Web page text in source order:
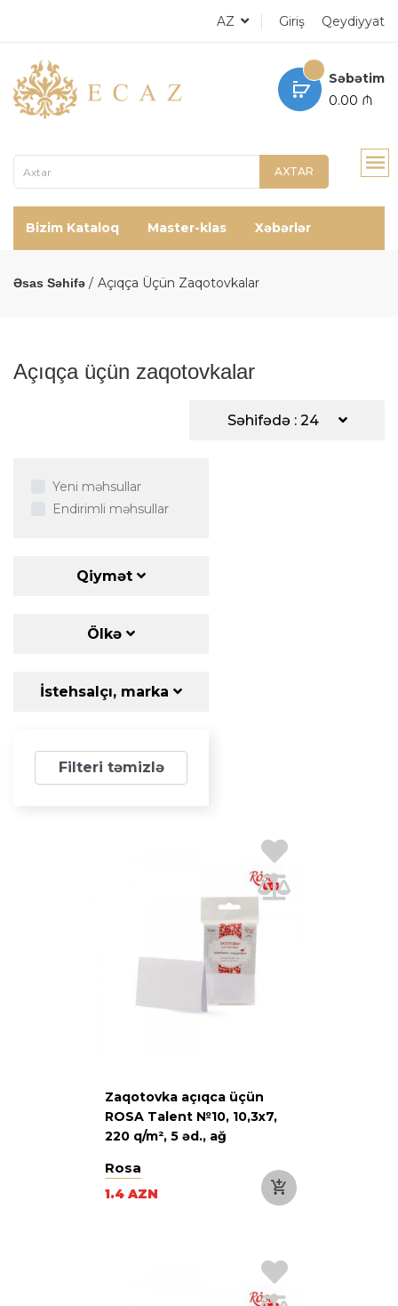
AZ Giriş Qeydiyyat
Səbətim
0.00 ₼
AXTAR
Bizim Kataloq Master-klas Xəbərlər
Əsas Səhifə Açıqça Üçün Zaqotovkalar
Açıqça üçün zaqotovkalar
Səhifədə : 24
Yeni məhsullar
Endirimli məhsullar
Qiymət
Ölkə
İstehsalçı, marka
Filteri təmizlə
Zaqotovka açıqca üçün
ROSA Talent №10, 10,3х7,
220 q/m², 5 əd., ağ
Rosa
1.4 AZN